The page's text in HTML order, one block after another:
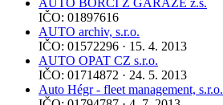
AUTO BORCI Z GARÁŽE z.s.
IČO: 01897616
AUTO archiv, s.r.o.
IČO: 01572296 · 15. 4. 2013
AUTO OPAT CZ s.r.o.
IČO: 01714872 · 24. 5. 2013
Auto Hégr - fleet management, s.r.o.